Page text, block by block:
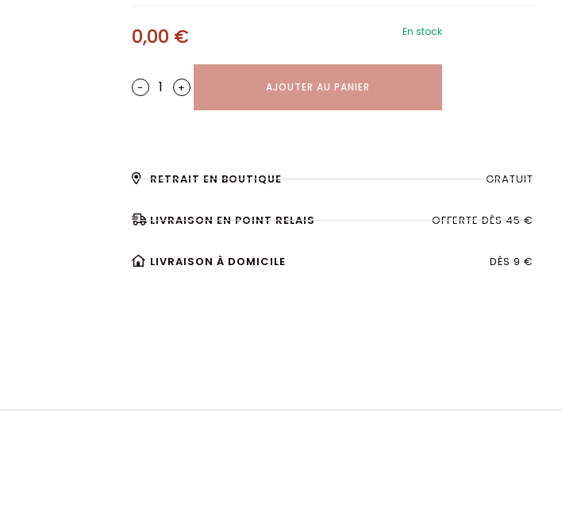
0,00 € En stock
- + AJOUTER AU PANIER
RETRAIT EN BOUTIQUE GRATUIT
LIVRAISON EN POINT RELAIS OFFERTE DÈS 45 €
LIVRAISON À DOMICILE DÈS 9 €